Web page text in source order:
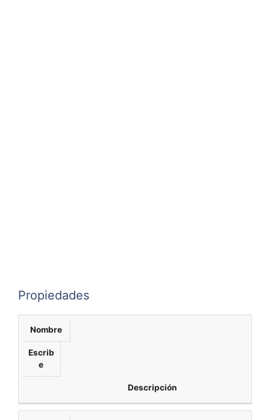
Propiedades
Nombre
Escrib
e
Descripción